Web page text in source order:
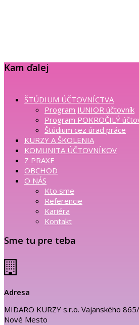
Kam ďalej
ŠTÚDIUM ÚČTOVNÍCTVA
Program JUNIOR účtovník
Program POKROČILÝ
Štúdium cez úrad práce
KURZY A ŠKOLENIA
KOMUNITA ÚČTOVNÍKOV
Z PRAXE
OBCHOD
O NÁS
Kto sme
Referencie
Kariéra
Kontakt
Sme tu pre teba
Adresa
MIDARO KURZY s.r.o. Vajanského
Nové Mesto